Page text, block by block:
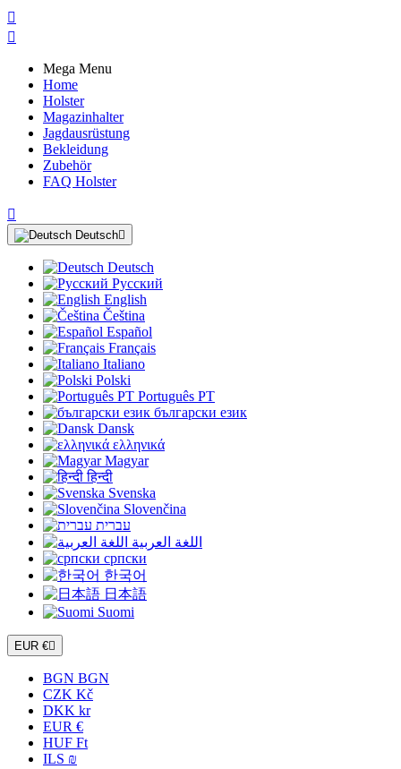


Mega Menu
Home
Holster
Magazinhalter
Jagdausrüstung
Bekleidung
Zubehör
FAQ Holster

Deutsch
Deutsch
Русский
English
Čeština
Español
Français
Italiano
Polski
Português PT
български език
Dansk
ελληνικά
Magyar
हिन्दी
Svenska
Slovenčina
עברית
اللغة العربية
српски
한국어
日本語
Suomi
EUR €
BGN BGN
CZK Kč
DKK kr
EUR €
HUF Ft
ILS ₪